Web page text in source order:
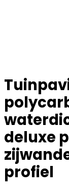
deluxe
profiel